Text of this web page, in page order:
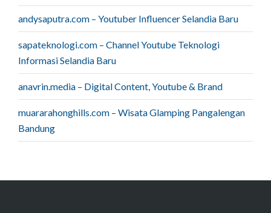
andysaputra.com – Youtuber Influencer Selandia Baru
sapateknologi.com – Channel Youtube Teknologi
Informasi Selandia Baru
anavrin.media – Digital Content, Youtube & Brand
muararahonghills.com – Wisata Glamping Pangalengan
Bandung